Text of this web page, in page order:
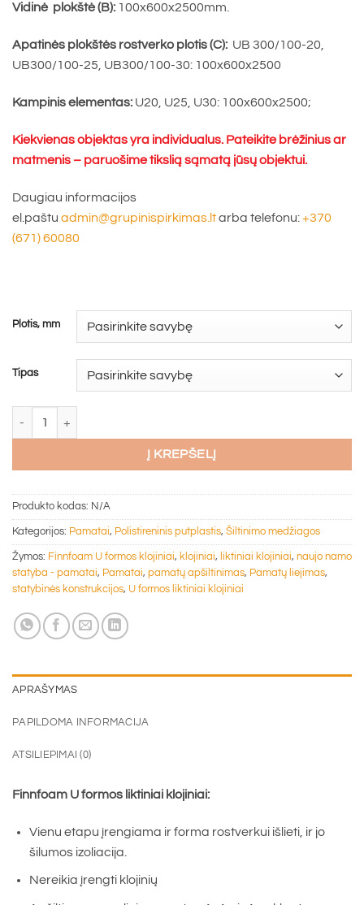
Vidinė plokštė (B): 100x600x2500mm.
Apatinės plokštės rostverko plotis (C): UB 300/100-20,
UB300/100-25, UB300/100-30: 100x600x2500
Kampinis elementas: U20, U25, U30: 100x600x2500;
Kiekvienas objektas yra individualus. Pateikite brėžinius ar
matmenis – paruošime tikslią sąmatą jūsų objektui.
Daugiau informacijos
el.paštu admin@grupinispirkimas.ltarba telefonu:+370
(671) 60080
Plotis, mm
Tipas
Į KREPŠELĮ
Produkto kodas: N/A
Kategorijos: Pamatai, Polistireninis putplastis, Šiltinimo medžiagos
Žymos: Finnfoam U formos klojiniai, klojiniai, liktiniai klojiniai, naujo namo
statyba - pamatai, Pamatai, pamatų apšiltinimas, Pamatų liejimas,
statybinės konstrukcijos, U formos liktiniai klojiniai
APRAŠYMAS
PAPILDOMA INFORMACIJA
ATSILIEPIMAI (0)
Finnfoam U formos liktiniai klojiniai:
Vienu etapu įrengiama ir forma rostverkui išlieti, ir jo
šilumos izoliacija.
Nereikia įrengti klojinių